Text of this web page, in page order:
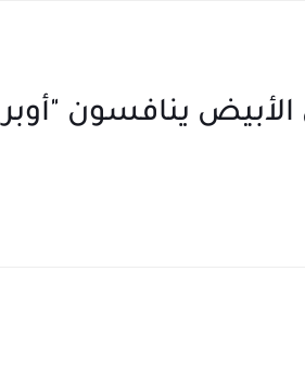
ينافسون "أوبر